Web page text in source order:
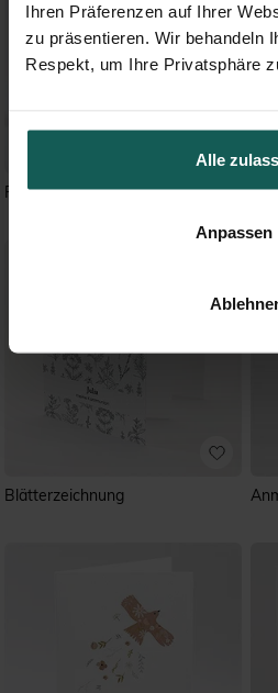
Ihren Präferenzen auf Ihrer
zu präsentieren. Wir behandeln
Respekt, um Ihre Privatsphäre
Alle
Anpassen
Runder Blätterkranz
Blätterzeichnung